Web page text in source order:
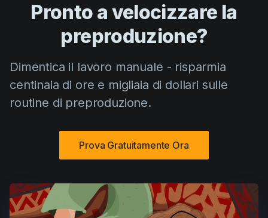
Pronto a velocizzare la
preproduzione?
Dimentica il lavoro manuale - risparmia
centinaia di ore e migliaia di dollari sulle
routine di preproduzione.
Prova Gratuitamente Ora